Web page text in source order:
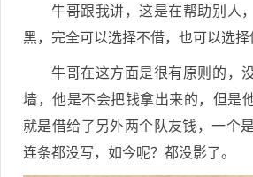
牛哥跟我讲，这是在帮助别人
黑，完全可以选择不借，也可以选择
牛哥在这方面是很有原则的，
墙，他是不会把钱拿出来的，但是
就是借给了另外两个队友钱，一个
连条都没写，如今呢？都没影了。